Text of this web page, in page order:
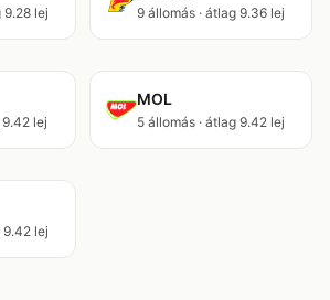
9.28 lej 9 állomás · átlag 9.36 lej
9.42 lej
MOL
5 állomás · átlag 9.42 lej
9.42 lej